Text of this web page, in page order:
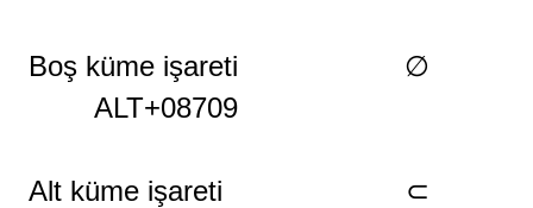
Boş küme işareti ∅
ALT+08709
Alt küme işareti ⊂